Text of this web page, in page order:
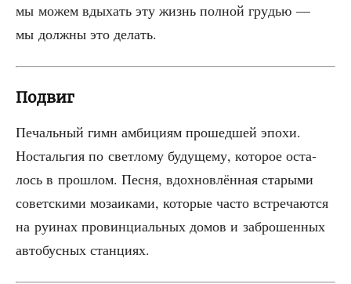
мы можем вды­хать эту жизнь пол­ной гру­дью —
мы долж­ны это делать.
Подвиг
Печаль­ный гимн амби­ци­ям про­шед­шей эпо­хи.
Носталь­гия по свет­ло­му буду­ще­му, кото­рое оста­
лось в про­шлом. Пес­ня, вдох­нов­лён­ная ста­ры­ми
совет­ски­ми моза­и­ка­ми, кото­рые часто встре­ча­ют­ся
на руи­нах про­вин­ци­аль­ных домов и забро­шен­ных
авто­бус­ных станциях.